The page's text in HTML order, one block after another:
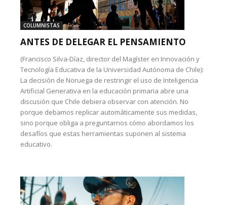
COLUMNISTAS
ANTES DE DELEGAR EL PENSAMIENTO
(Francisco Silva-Díaz, director del Magíster en Innovación y
Tecnología Educativa de la Universidad Autónoma de Chile):
La decisión de Noruega de restringir el uso de Inteligencia
Artificial Generativa en la educación primaria abre una
discusión que Chile debiera observar con atención. No
porque debamos replicar automáticamente sus medidas,
sino porque obliga a preguntarnos cómo abordamos los
desafíos que estas herramientas suponen al sistema
educativo.